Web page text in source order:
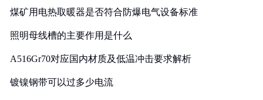
煤矿用电热取暖器是否符合防爆电气设备标准
照明母线槽的主要作用是什么
A516Gr70对应国内材质及低温冲击要求解析
镀镍钢带可以过多少电流